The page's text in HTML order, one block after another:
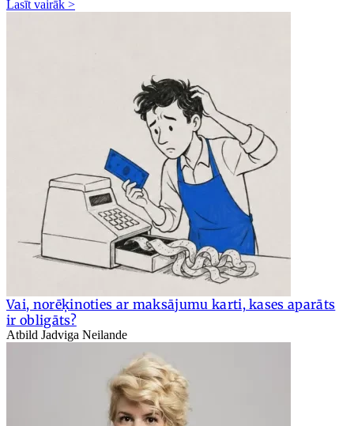
Lasīt vairāk >
Vai, norēķinoties ar maksājumu karti, kases aparāts
ir obligāts?
Atbild Jadviga Neilande